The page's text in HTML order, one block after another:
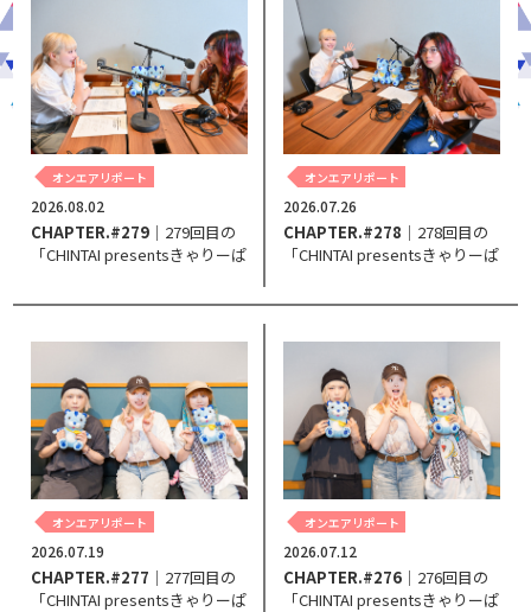
オンエアリポート
2026.08.02
CHAPTER.#279 ｜279回目の
「CHINTAI presentsきゃりーぱ
Your Heart～」。
オンエアリポート
2026.07.26
CHAPTER.#278 ｜278回目の
「CHINTAI presentsきゃりーぱ
Your Heart～」。
オンエアリポート
2026.07.19
CHAPTER.#277 ｜277回目の
「CHINTAI presentsきゃりーぱ
オンエアリポート
2026.07.12
CHAPTER.#276 ｜276回目の
「CHINTAI presentsきゃりーぱ